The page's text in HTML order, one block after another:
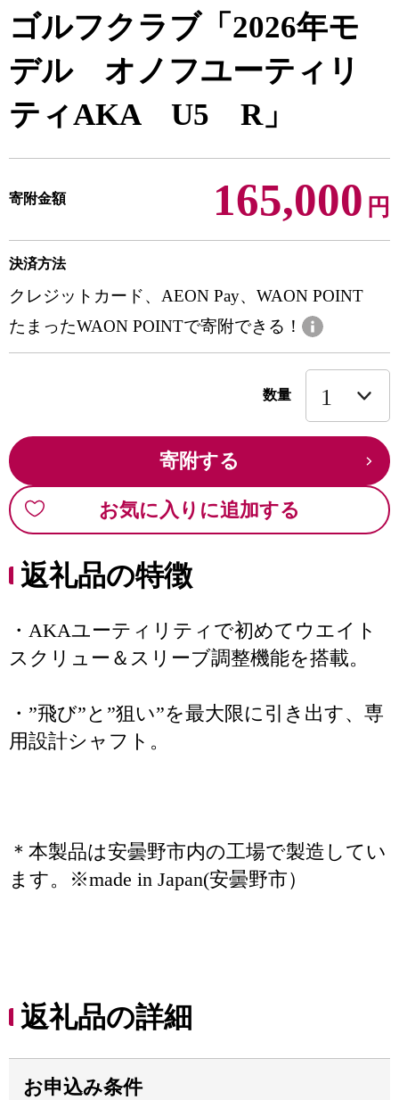
ゴルフクラブ「2026年モ
デル オノフユーティリ
ティAKA U5 R」
寄附金額 165,000 円
決済方法
クレジットカード、AEON Pay、WAON POINT
たまったWAON POINTで寄附できる！
数量
寄附する
お気に入りに追加する
返礼品の特徴
・AKAユーティリティで初めてウエイト
スクリュー＆スリーブ調整機能を搭載。
・”飛び”と”狙い”を最大限に引き出す、専
用設計シャフト。
＊本製品は安曇野市内の工場で製造してい
ます。※made in Japan(安曇野市）
返礼品の詳細
お申込み条件